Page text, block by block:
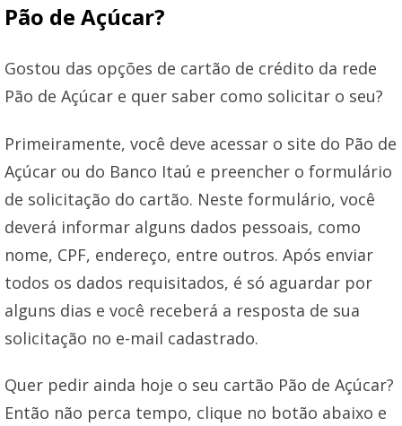
Pão de Açúcar?
Gostou das opções de cartão de crédito da rede
Pão de Açúcar e quer saber como solicitar o seu?
Primeiramente, você deve acessar o site do Pão de
Açúcar ou do Banco Itaú e preencher o formulário
de solicitação do cartão. Neste formulário, você
deverá informar alguns dados pessoais, como
nome, CPF, endereço, entre outros. Após enviar
todos os dados requisitados, é só aguardar por
alguns dias e você receberá a resposta de sua
solicitação no e-mail cadastrado.
Quer pedir ainda hoje o seu cartão Pão de Açúcar?
Então não perca tempo, clique no botão abaixo e